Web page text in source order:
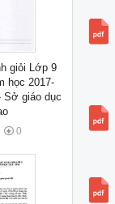
giỏi Lớp 9
học 2017-
Sở giáo dục
0